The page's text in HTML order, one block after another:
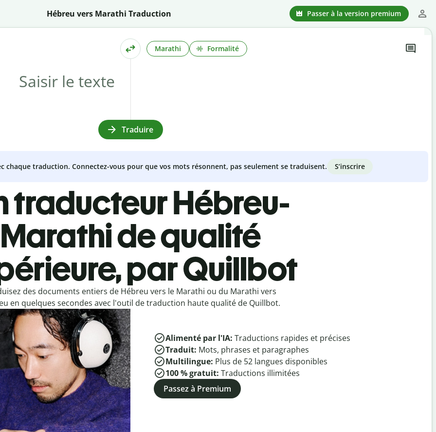
Hébreu vers Marathi Traduction Passer à la version premium
Marathi Formalité
Traduire
chaque traduction. Connectez-vous pour que vos mots résonnent, pas seulement se traduisent. S’inscrire
traducteur Hébreu-
Marathi de qualité
par Quillbot
des documents entiers de Hébreu vers le Marathi ou du Marathi vers
en quelques secondes avec l'outil de traduction haute qualité de Quillbot.
Alimenté par l'IA: Traductions rapides et précises
Traduit: Mots, phrases et paragraphes
Multilingue: Plus de 52 langues disponibles
100 % gratuit: Traductions illimitées
Passez à Premium